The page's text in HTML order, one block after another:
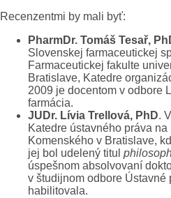
Recenzentmi by mali byť:
PharmDr. Tomáš Tesař,
Slovenskej farmaceutickej
Farmaceutickej fakulte
Bratislave, Katedre
2009 je docentom v odbore
farmácia.
JUDr. Lívia Trellová, PhD.
Katedre ústavného práva
Komenského v Bratislave,
jej bol udelený titul
úspešnom absolvovaní
v študijnom odbore Ústavné
habilitovala.